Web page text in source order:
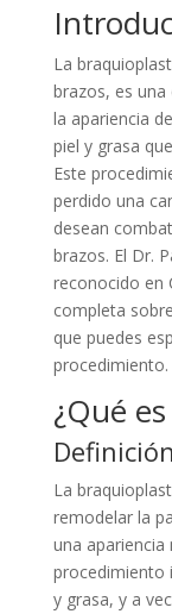
La
brazos, es
la apariencia
piel y grasa
Este
perdido una
desean
brazos. El Dr.
reconocido en
completa
que puedes
procedimiento.
¿Qué
La
remodelar la
una apariencia
procedimiento
y grasa, y a